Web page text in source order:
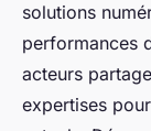
Ilyan•26
solutions
performances
acteurs
expertises